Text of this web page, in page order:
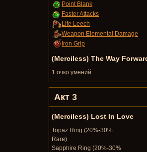
Point Blank
Faster Attacks
Life Leech
Weapon Elemental Damage
Iron Grip
(Merciless) The Way
1 очко умений
Акт 3
(Merciless) Lost In Love
Topaz Ring (20%-30%
Rare)
Sapphire Ring (20%-30%